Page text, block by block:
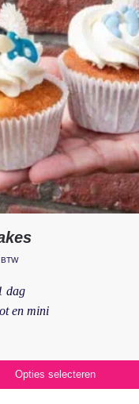
dag
en mini
Opties selecteren